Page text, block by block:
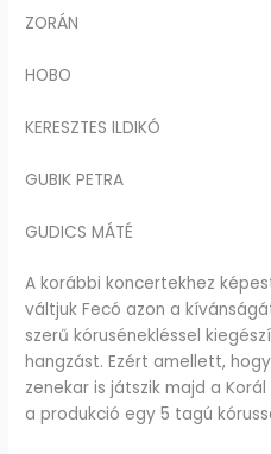
ZORÁN
HOBO
KERESZTES ILDIKÓ
GUBIK PETRA
GUDICS MÁTÉ
A korábbi koncertekhez
váltjuk Fecó azon a
szerű kórusénekléssel
hangzást. Ezért amellett,
zenekar is játszik majd a
a produkció egy 5 tagú